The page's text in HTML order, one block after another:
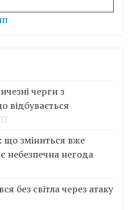
черги з
відбувається
що зміниться вже
небезпечна негода
без світла через атаку